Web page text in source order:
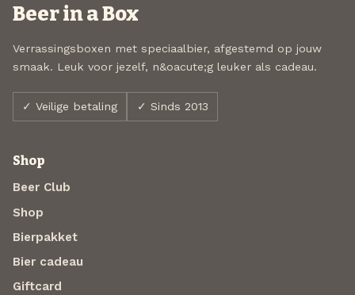
Beer in a Box
Verrassingsboxen met speciaalbier, afgestemd op jouw
smaak. Leuk voor jezelf, n&oacute;g leuker als cadeau.
✓ Veilige betaling ✓ Sinds 2013
Shop
Beer Club
Shop
Bierpakket
Bier cadeau
Giftcard